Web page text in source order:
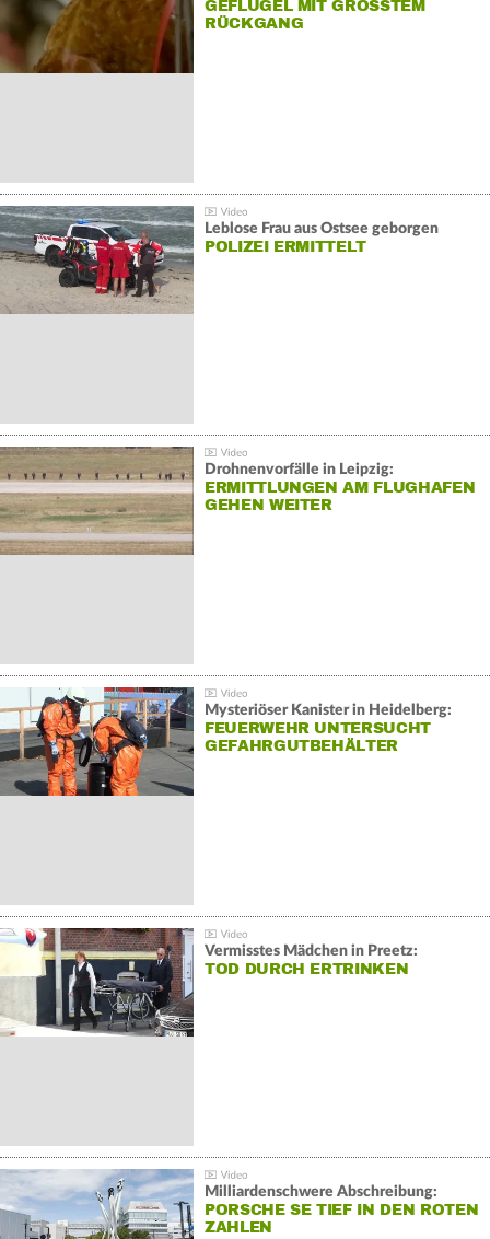
GEFLÜGEL MIT GRÖSSTEM R
ÜCKGANG
Leblose Frau aus Ostsee geborgen
POLIZEI ERMITTELT
Drohnenvorfälle in Leipzig:
ERMITTLUNGEN AM FLUGHAFEN
GEHEN WEITER
Mysteriöser Kanister in Heidelberg:
FEUERWEHR UNTERSUCHT
GEFAHRGUTBEHÄLTER
Vermisstes Mädchen in Preetz:
TOD DURCH ERTRINKEN
Milliardenschwere Abschreibung:
PORSCHE SE TIEF IN DEN ROTEN
ZAHLEN